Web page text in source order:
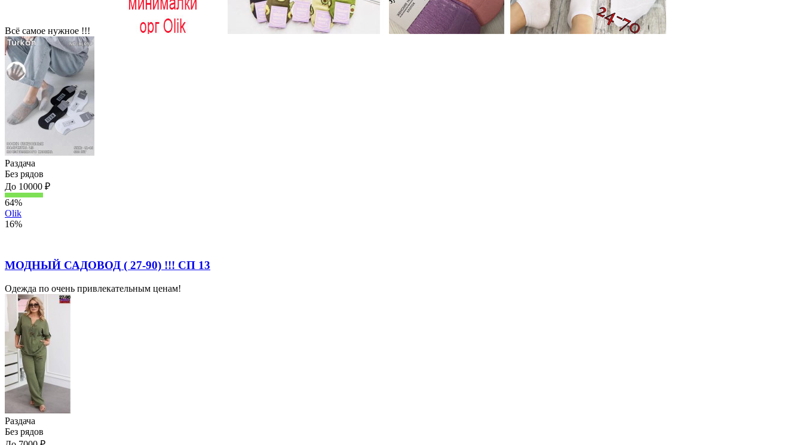
Всё самое нужное !!!
Раздача
Без рядов
До 10000 ₽
64%
Olik
16%
МОДНЫЙ САДОВОД ( 27-90) !!! СП 13
Одежда по очень привлекательным ценам!
Раздача
Без рядов